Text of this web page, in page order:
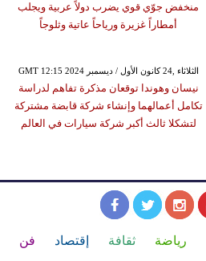
منخفض جوّي قوي يضرب دولاً عربية ويجلب
أمطاراً غزيرة ورياحاً عاتية وثلوجاً
GMT 12:15 2024 الثلاثاء ,24 كانون الأول / ديسمبر
نيسان وهوندا توقعان مذكرة تفاهم لدراسة
تكامل أعمالهما وإنشاء شركة قابضة مشتركة
لتشكلا ثالث أكبر شركة سيارات في العالم
رياضة ثقافة إقتصاد فن